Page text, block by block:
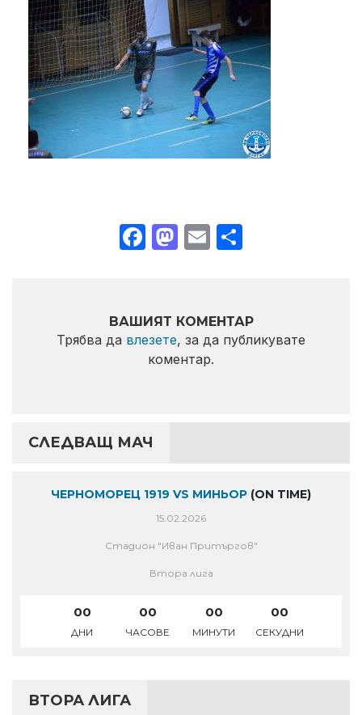
Facebook
Mastodon
Email
ВАШИЯТ КОМЕНТАР
Трябва да влезете, за да публикувате
коментар.
СЛЕДВАЩ МАЧ
ЧЕРНОМОРЕЦ 1919 VS МИНЬОР (ON TIME)
15.02.2026
Стадион "Иван Притъргов"
Втора лига
00
ДНИ
00
ЧАСОВЕ
00
МИНУТИ
00
СЕКУДНИ
ВТОРА ЛИГА